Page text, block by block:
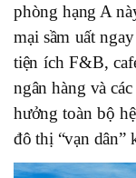
phòng hạng A
mại sầm uất
tiện ích F&B,
ngân hàng và
hưởng toàn bộ
đô thị “vạn dân”